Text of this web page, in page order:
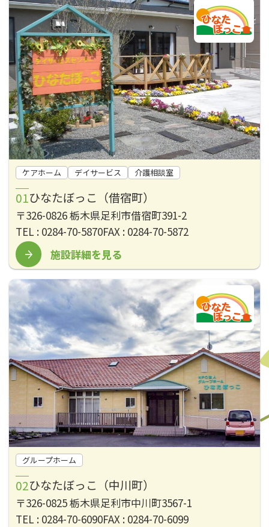
ケアホーム デイサービス 介護相談室
ひなたぼっこ（借宿町）
〒326-0826 栃木県足利市借宿町391-2
TEL : 0284-70-5870FAX : 0284-70-5872
施設詳細を見る
グループホーム
ひなたぼっこ（中川町）
〒326-0825 栃木県足利市中川町3567-1
TEL : 0284-70-6090FAX : 0284-70-6099